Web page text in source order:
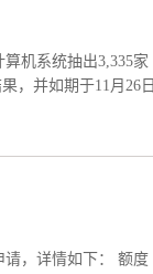
机系统抽出3,335家
，并如期于11月26
请，详情如下： 额度